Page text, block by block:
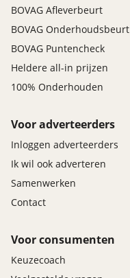
BOVAG Afleverbeurt
BOVAG Onderhoudsbeurt
BOVAG Puntencheck
Heldere all-in prijzen
100% Onderhouden
Voor adverteerders
Inloggen adverteerders
Ik wil ook adverteren
Samenwerken
Contact
Voor consumenten
Keuzecoach